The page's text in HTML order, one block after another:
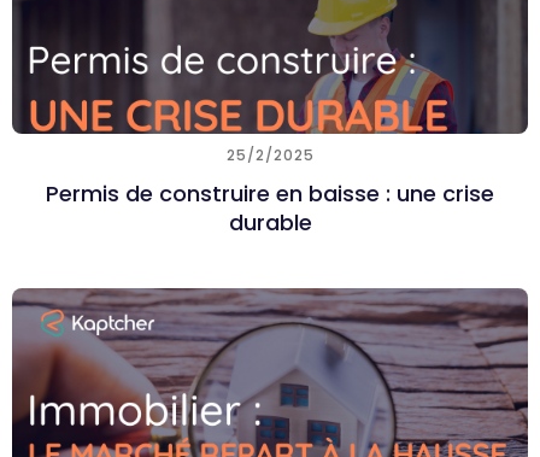
25/2/2025
Permis de construire en baisse : une crise
durable